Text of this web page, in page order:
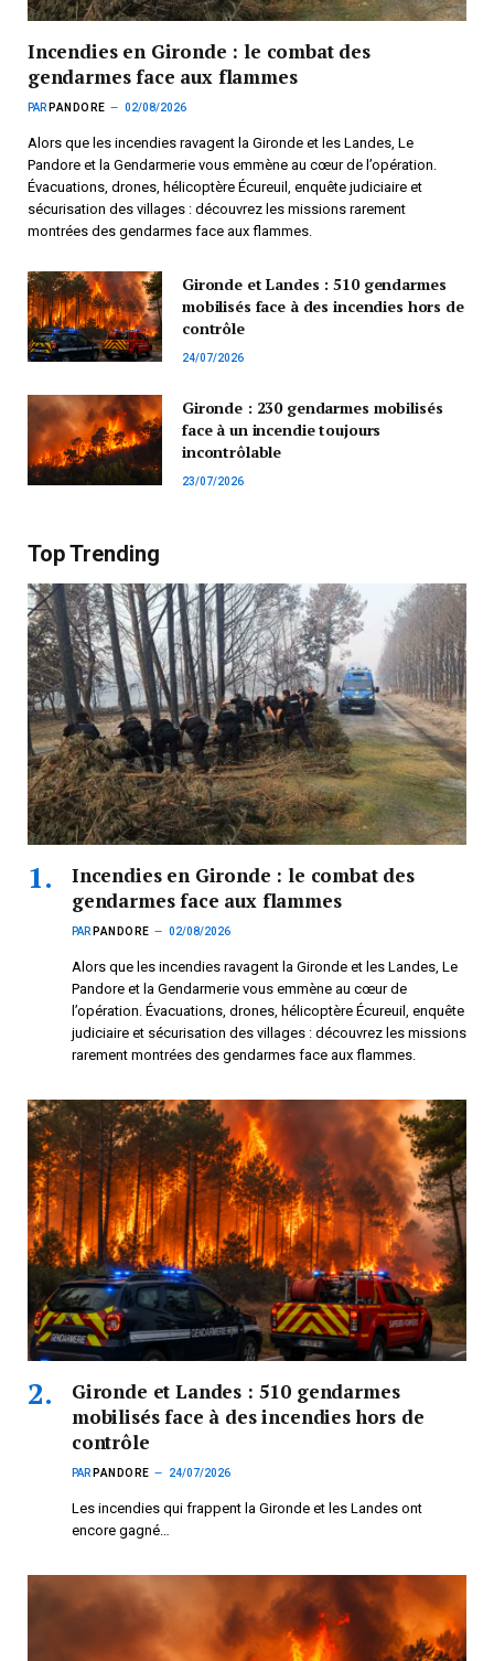
Incendies en Gironde : le combat des
gendarmes face aux flammes
PAR PANDORE 02/08/2026
Alors que les incendies ravagent la Gironde et les Landes, Le
Pandore et la Gendarmerie vous emmène au cœur de l’opération.
Évacuations, drones, hélicoptère Écureuil, enquête judiciaire et
sécurisation des villages : découvrez les missions rarement
montrées des gendarmes face aux flammes.
Gironde et Landes : 510 gendarmes
mobilisés face à des incendies hors de
contrôle
24/07/2026
Gironde : 230 gendarmes mobilisés
face à un incendie toujours
incontrôlable
23/07/2026
Top Trending
Incendies en Gironde : le combat des
gendarmes face aux flammes
PAR PANDORE 02/08/2026
Alors que les incendies ravagent la Gironde et les Landes, Le
Pandore et la Gendarmerie vous emmène au cœur de
l’opération. Évacuations, drones, hélicoptère Écureuil, enquête
judiciaire et sécurisation des villages : découvrez les missions
rarement montrées des gendarmes face aux flammes.
Gironde et Landes : 510 gendarmes
mobilisés face à des incendies hors de
contrôle
PAR PANDORE 24/07/2026
Les incendies qui frappent la Gironde et les Landes ont
encore gagné…